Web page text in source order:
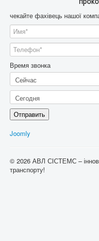
чекайте фахівець нашої
Время звонка
Отправить
Joomly
© 2026 АВЛ СІСТЕМС –
транспорту!